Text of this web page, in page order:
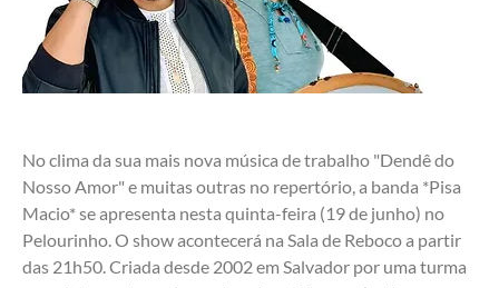
No clima da sua mais nova música de trabalho "Dendê do
Nosso Amor" e muitas outras no repertório, a banda *Pisa
Macio* se apresenta nesta quinta-feira (19 de junho) no
Pelourinho. O show acontecerá na Sala de Reboco a partir
das 21h50. Criada desde 2002 em Salvador por uma turma